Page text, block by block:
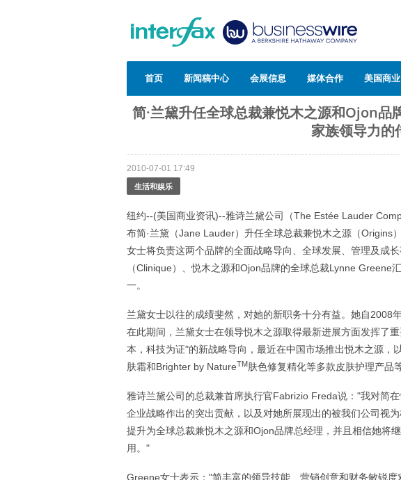
首页 新闻稿中心 会展信息 媒体合作 美国商
简·兰黛升任全球总裁兼悦木之源和Ojon品
家族领导力的
2010-07-01 17:49
生活和娱乐
纽约--(美国商业资讯)--雅诗兰黛公司（The Estée Lauder
布简·兰黛（Jane Lauder）升任全球总裁兼悦木之源（Origins
女士将负责这两个品牌的全面战略导向、全球发展、管理及成
（Clinique）、悦木之源和Ojon品牌的全球总裁Lynne Greene
一。
兰黛女士以往的成绩斐然，对她的新职务十分有益。她自2008
在此期间，兰黛女士在领导悦木之源取得最新进展方面发挥了
本，科技为证"的新战略导向，最近在中国市场推出悦木之源，
肤霜和Brighter by NatureTM肤色修复精化等多款皮肤护理产品等
雅诗兰黛公司的总裁兼首席执行官Fabrizio Freda说："我对简
企业战略作出的突出贡献，以及对她所展现出的被我们公司视
提升为全球总裁兼悦木之源和Ojon品牌总经理，并且相信她将
用。"
Greene女士表示："简丰富的领导技能、营销创意和财务敏锐